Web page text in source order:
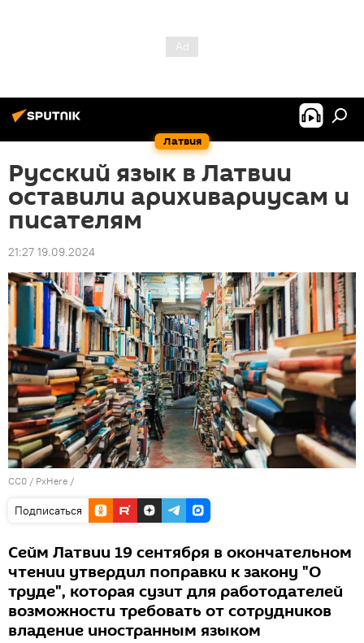
Латвия
Русский язык в Латвии
оставили арихивариусам и
писателям
21:27 19.09.2024
CC0 / PxHere /
Подписаться
Сейм Латвии 19 сентября в окончательном
чтении утвердил поправки к закону "О
труде", которая сузит для работодателей
возможности требовать от сотрудников
владение иностранным языком